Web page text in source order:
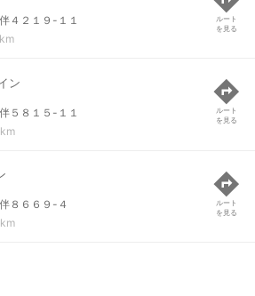
４２１９-１１
ルート
を見る
ン
５８１５-１１
ルート
を見る
８６６９-４
ルート
を見る